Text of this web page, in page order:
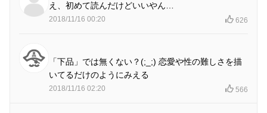
え、初めて読んだけどいいやん…
2018/11/16 00:20 626
「下品」では無くない？(;_;) 恋愛や性の難しさを描
いてるだけのようにみえる
2018/11/16 02:20 566